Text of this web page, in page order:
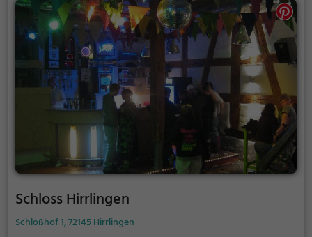
Schloss Hirrlingen
Schloßhof 1, 72145 Hirrlingen